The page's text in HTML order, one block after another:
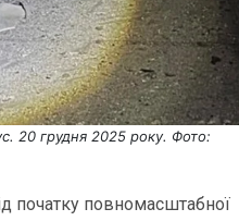
20 грудня 2025 року. Фото:
початку повномасштабної